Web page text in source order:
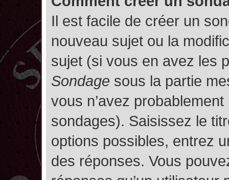
Il est facile de créer un
nouveau sujet ou la
sujet (si vous en avez les
Sondage sous la partie
vous n’avez
sondages). Saisissez le
options possibles, entrez
des réponses. Vous